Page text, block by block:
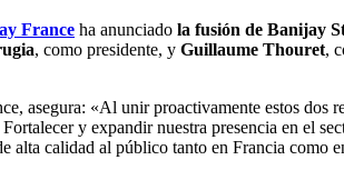
France ha anunciado la fusión de Banijay
, como presidente, y Guillaume Thouret,
asegura: «Al unir proactivamente estos dos
Fortalecer y expandir nuestra presencia en el
alta calidad al público tanto en Francia como